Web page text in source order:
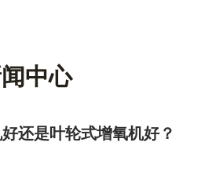
中心
还是叶轮式增氧机好？